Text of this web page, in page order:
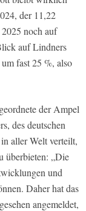
der 11,22
noch auf
auf Lindners
fast 25 %, also
der Ampel
des deutschen
aller Welt verteilt,
überbieten: „Die
und
Daher hat das
angemeldet,